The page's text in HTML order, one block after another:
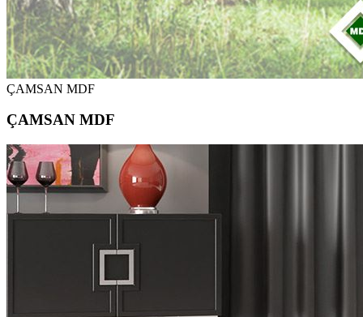
ÇAMSAN MDF
ÇAMSAN MDF